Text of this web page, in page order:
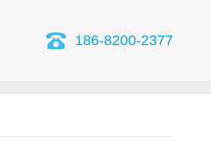
186-8200-2377